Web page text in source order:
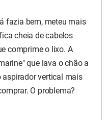
fazia bem, meteu mais
cheia de cabelos
comprime o lixo. A
que lava o chão a
aspirador vertical mais
O problema?